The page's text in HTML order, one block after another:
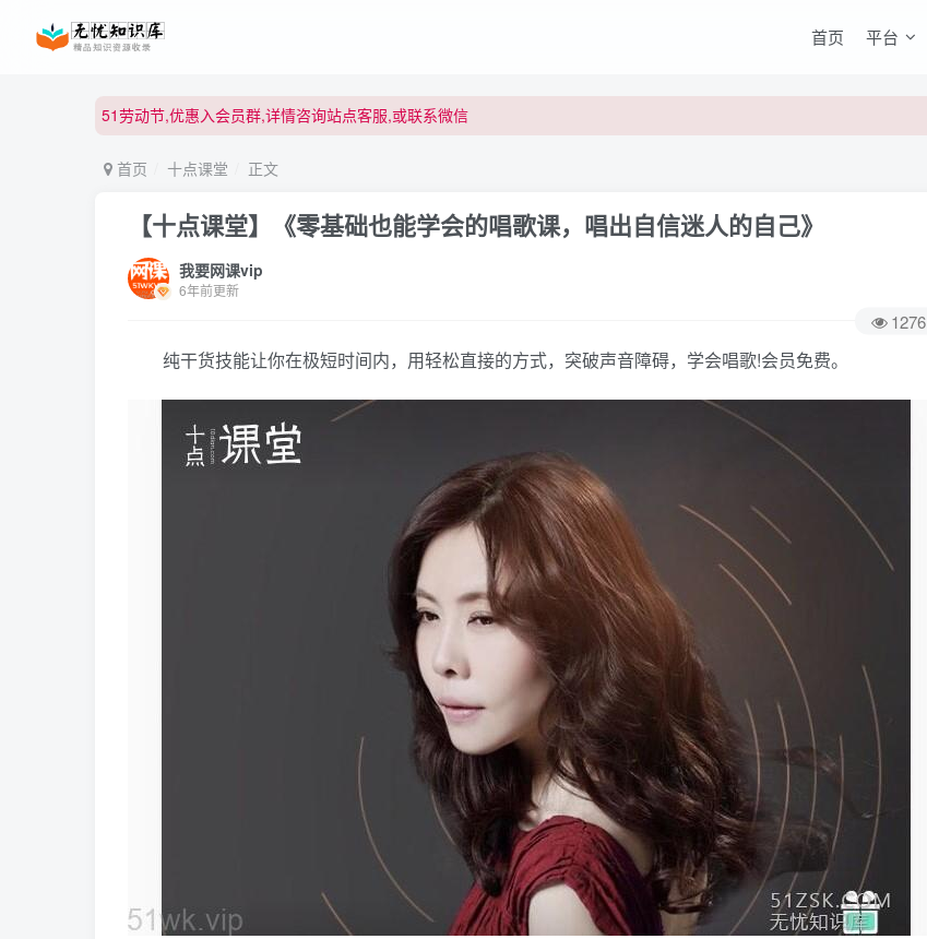
首页 平台
51劳动节,优惠入会员群,详情咨询站点客服,或联系微信
51劳动节,优惠入会员群,详情咨询站点客服,或联系微信
首页 十点课堂 正文
【十点课堂】《零基础也能学会的唱歌课，唱出自信迷人的自己》
我要网课vip
6年前更新
1276
纯干货技能让你在极短时间内，用轻松直接的方式，突破声音障碍，学会唱歌!会员免费。